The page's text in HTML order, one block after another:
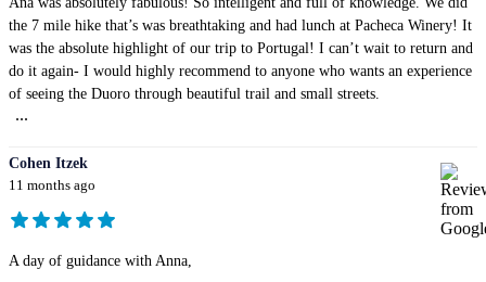
the 7 mile hike that’s was breathtaking and had lunch at Pacheca Winery! It
was the absolute highlight of our trip to Portugal! I can’t wait to return and
do it again- I would highly recommend to anyone who wants an experience
of seeing the Duoro through beautiful trail and small streets.
...
Cohen Itzek
11 months ago
A day of guidance with Anna,